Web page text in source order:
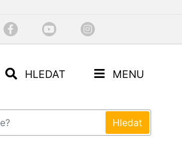
HLEDAT MENU